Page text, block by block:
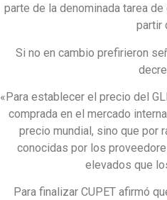
parte de la denominada tarea
partir
Si no en cambio prefirieron
«Para establecer el precio del
comprada en el mercado
precio mundial, sino que por
conocidas por los
elevados que
Para finalizar CUPET afirmó